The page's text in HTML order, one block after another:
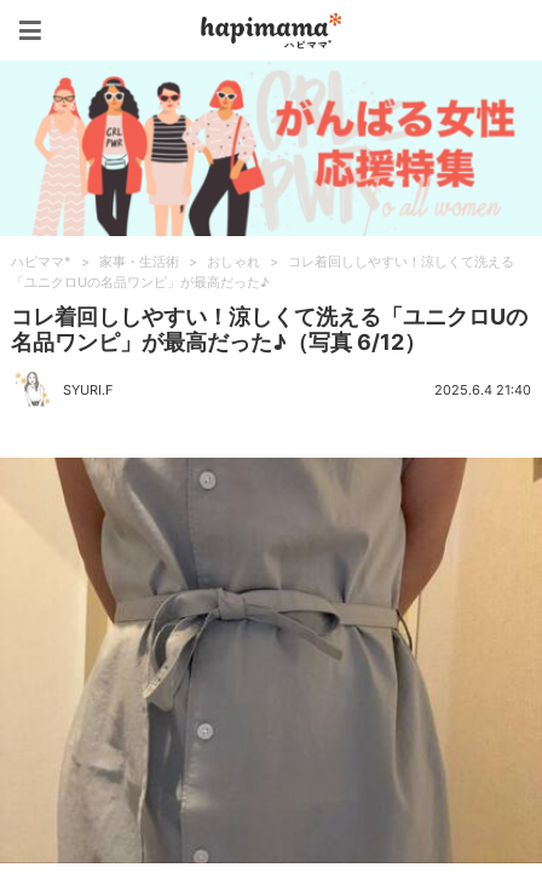
ハピママ* > 家事・生活術 > おしゃれ >
コレ着回ししやすい！涼しくて洗える
「ユニクロUの名品ワンピ」が最高だった♪
コレ着回ししやすい！涼しくて洗える「ユニクロUの
名品ワンピ」が最高だった♪（写真 6/12）
SYURI.F 2025.6.4 21:40